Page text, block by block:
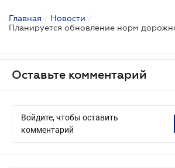
Главная / Новости /
Оставьте комментарий
Войдите, чтобы оставить
комментарий